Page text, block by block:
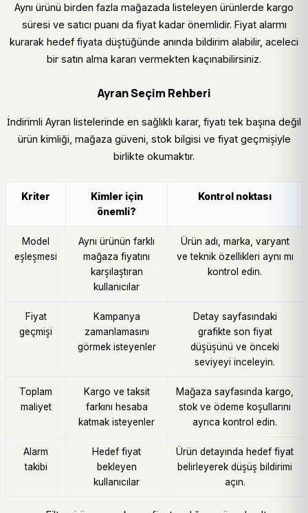
Aynı ürünü birden fazla mağazada listeleyen ürünlerde kargo
süresi ve satıcı puanı da fiyat kadar önemlidir. Fiyat alarmı
kurarak hedef fiyata düştüğünde anında bildirim alabilir, aceleci
bir satın alma kararı vermekten kaçınabilirsiniz.
Ayran Seçim Rehberi
İndirimli Ayran listelerinde en sağlıklı karar, fiyatı tek başına değil
ürün kimliği, mağaza güveni, stok bilgisi ve fiyat geçmişiyle
birlikte okumaktır.
Kriter
Kimler için
önemli?
Kontrol noktası
Model
eşleşmesi
Aynı ürünün farklı
mağaza fiyatını
karşılaştıran
kullanıcılar
Ürün adı, marka, varyant
ve teknik özellikleri aynı mı
kontrol edin.
Fiyat
geçmişi
Kampanya
zamanlamasını
görmek isteyenler
Detay sayfasındaki
grafikte son fiyat
düşüşünü ve önceki
seviyeyi inceleyin.
Toplam
maliyet
Kargo ve taksit
farkını hesaba
katmak isteyenler
Mağaza sayfasında kargo,
stok ve ödeme koşullarını
ayrıca kontrol edin.
Alarm
takibi
Hedef fiyat
bekleyen
kullanıcılar
Ürün detayında hedef fiyat
belirleyerek düşüş bildirimi
açın.